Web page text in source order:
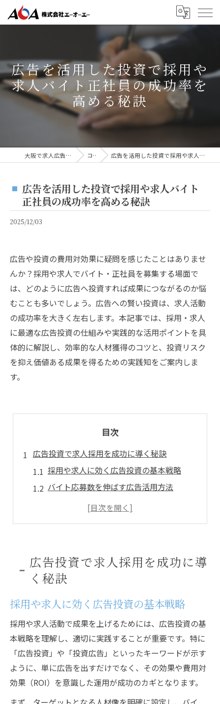
広告を活用した投資で採用や
求人バイト正社員の成功率を
高める秘訣
大阪で求人広告なら株式会社AOA コラム 広告を活用した投資で採用や求人バイト正社員の成功率を高める秘訣
広告を活用した投資で採用や求人バイト
正社員の成功率を高める秘訣
2025/12/03
広告や投資の費用対効果に疑問を感じたことはありませ
んか？採用や求人でバイト・正社員を募集する場面で
は、どのように広告へ投資すれば成果につながるのか悩
むことも多いでしょう。広告への賢い投資は、求人活動
の成功率を大きく左右します。本記事では、採用・求人
に最適な広告投資の仕組みや実践的な活用ポイントを具
体的に解説し、効率的な人材獲得のコツと、投資リスク
を抑え価値ある成果を得るための実践知をご案内しま
す。
目次
広告投資で求人採用を成功に導く秘訣
採用や求人に効く広告投資の基本戦略
バイト応募数を伸ばす広告活用方法
正社員採用成功のための投資配分とは
求人に強い広告投資の基本を解説
求人広告投資が採用活動に与える影響
バイト・正社員採用における広告戦略
効果的な求人広告投資の選び方と注意点
採用効率を高める広告投資の段階的実践法
求人広告投資で失敗しない見極めポイント
バイトや正社員採用に効く広告活用術
バイト採用で役立つ広告投資の運用術
正社員求人に最適な広告の投資方法
広告投資で求人採用を成功に導
く秘訣
採用や求人に効く広告投資の基本戦略
採用や求人活動で成果を上げるためには、広告投資の基
本戦略を理解し、適切に実践することが重要です。特に
「広告投資」や「投資広告」といったキーワードが示す
ように、単に広告を出すだけでなく、その効果や費用対
効果（ROI）を意識した運用が成功のカギとなります。